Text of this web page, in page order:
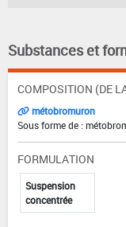
Substances et
COMPOSITION (DE
métobromuron
Sous forme de :
FORMULATION
Suspension
concentrée